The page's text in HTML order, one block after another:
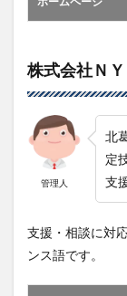
株式会社ＮＹ
管理人
北
定
支
支援・相談に対
ンス語です。